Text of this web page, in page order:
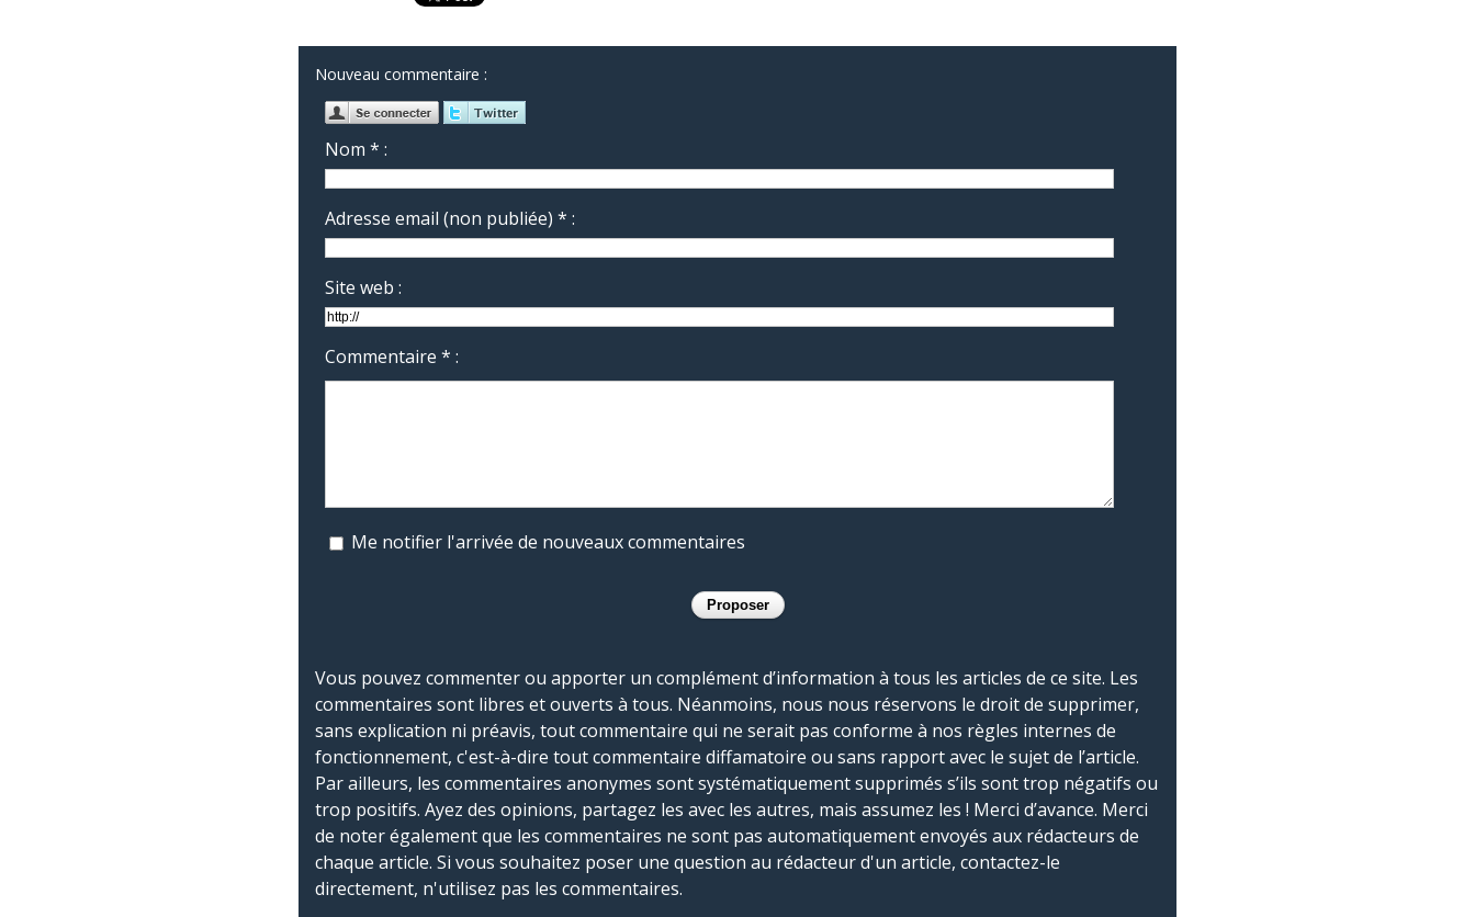
Nouveau commentaire :
Nom * :
Adresse email (non publiée) * :
Site web :
Commentaire * :
Me notifier l'arrivée de nouveaux commentaires
Vous pouvez commenter ou apporter un complément d’information à tous les articles de ce site. Les
commentaires sont libres et ouverts à tous. Néanmoins, nous nous réservons le droit de supprimer,
sans explication ni préavis, tout commentaire qui ne serait pas conforme à nos règles internes de
fonctionnement, c'est-à-dire tout commentaire diffamatoire ou sans rapport avec le sujet de l’article.
Par ailleurs, les commentaires anonymes sont systématiquement supprimés s’ils sont trop négatifs ou
trop positifs. Ayez des opinions, partagez les avec les autres, mais assumez les ! Merci d’avance. Merci
de noter également que les commentaires ne sont pas automatiquement envoyés aux rédacteurs de
chaque article. Si vous souhaitez poser une question au rédacteur d'un article, contactez-le
directement, n'utilisez pas les commentaires.